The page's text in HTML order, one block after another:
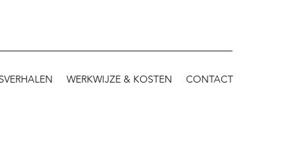
WERKWIJZE & KOSTEN CONTACT